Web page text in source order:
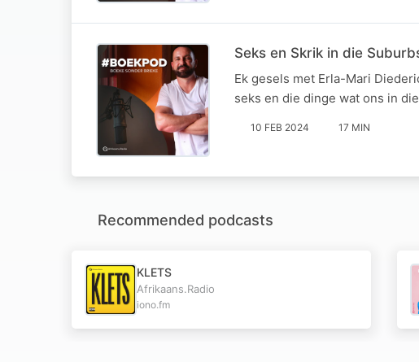
Seks en Skrik in die
Ek gesels met Erla-Mari
seks en die dinge wat ons in
10 FEB 2024 17 MIN
Recommended podcasts
KLETS
Afrikaans.Radio
iono.fm